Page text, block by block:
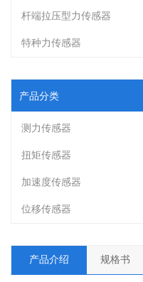
杆端拉压型力传感器
特种力传感器
产品分类
测力传感器
扭矩传感器
加速度传感器
位移传感器
产品介绍 规格书